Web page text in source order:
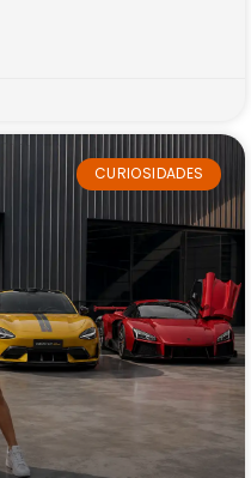
CURIOSIDADES